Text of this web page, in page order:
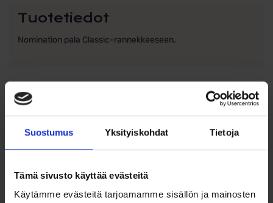
Suostumus Yksityiskohdat Tietoja
Tämä sivusto käyttää evästeitä
Käytämme evästeitä tarjoamamme sisällön ja mainosten
Tuotetiedot
Nomination pala Classic-rannekkeeseen.
Ohjeita sormuksen tai korun
koon valintaan